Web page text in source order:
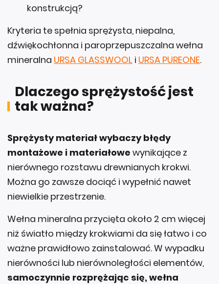
konstrukcją?
Kryteria te spełnia sprężysta, niepalna,
dźwiękochłonna i paroprzepuszczalna wełna
mineralna URSA GLASSWOOL i URSA PUREONE.
Dlaczego sprężystość jest
tak ważna?
Sprężysty materiał wybaczy błędy
montażowe i materiałowe wynikające z
nierównego rozstawu drewnianych krokwi.
Można go zawsze dociąć i wypełnić nawet
niewielkie przestrzenie.
Wełna mineralna przycięta około 2 cm więcej
niż światło między krokwiami da się łatwo i co
ważne prawidłowo zainstalować. W wypadku
nierówności lub nierównoległości elementów,
samoczynnie rozprężając się, wełna